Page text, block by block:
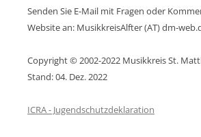
Senden Sie E-Mail mit Fragen oder
Website an: MusikkreisAlfter (AT) dm-
Copyright © 2002-2022 Musikkreis St.
Stand: 04. Dez. 2022
ICRA - Jugendschutzdeklaration